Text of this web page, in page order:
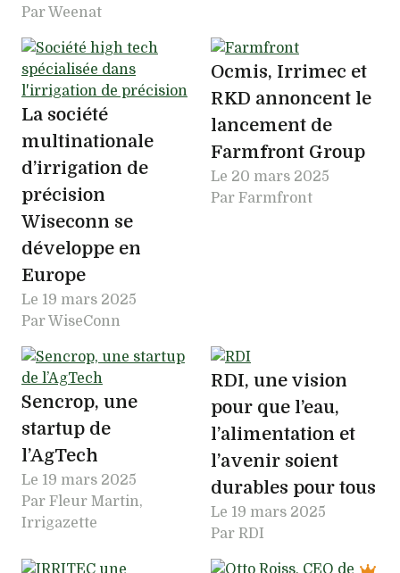
Par Weenat
La société
multinationale
d’irrigation de
précision
Wiseconn se
développe en
Europe
Le 19 mars 2025
Par WiseConn
Ocmis, Irrimec et
RKD annoncent le
lancement de
Farmfront Group
Le 20 mars 2025
Par Farmfront
Sencrop, une
startup de
l’AgTech
Le 19 mars 2025
Par Fleur Martin,
Irrigazette
RDI, une vision
pour que l’eau,
l’alimentation et
l’avenir soient
durables pour tous
Le 19 mars 2025
Par RDI